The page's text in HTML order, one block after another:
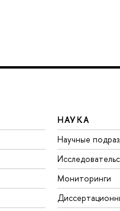
НАУКА
Научные
Мониторинги